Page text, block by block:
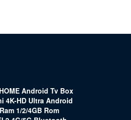
Android Tv Box
4K-HD Ultra Android
1/2/4GB Rom